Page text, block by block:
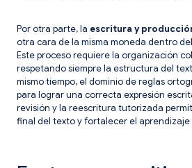
Por otra parte, la escritura y
otra cara de la misma moneda dentro
Este proceso requiere la organización
respetando siempre la estructura del
mismo tiempo, el dominio de reglas
para lograr una correcta expresión
revisión y la reescritura tutorizada
final del texto y fortalecer el